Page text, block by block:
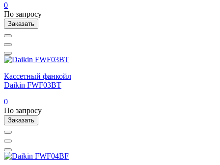
0
По запросу
Заказать
Кассетный фанкойл
Daikin FWF03BT
0
По запросу
Заказать